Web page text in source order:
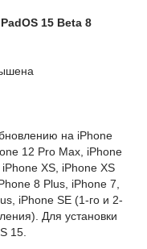
15 Beta 8
на iPhone
12 Pro Max, iPhone
XS, iPhone XS
8 Plus, iPhone 7,
iPhone SE (1-го и 2-
Для установки
15.